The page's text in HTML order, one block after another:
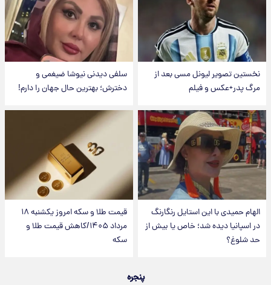
نخستین تصویر لیونل مسی بعد از
مرگ پدر+عکس و فیلم
سلفی دیدنی نیوشا ضیغمی و
دخترش؛ بهترین حال جهان را دارم!
الهام حمیدی با این استایل رنگارنگ
در اسپانیا دیده شد؛ خاص یا بیش از
حد شلوغ؟
قیمت طلا و سکه امروز یکشنبه ۱۸
مرداد ۱۴۰۵/کاهش قیمت طلا و
سکه
پنجره